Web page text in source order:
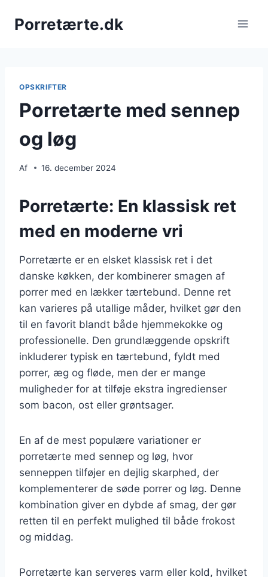
Porretærte.dk
OPSKRIFTER
Porretærte med sennep
og løg
Af 16. december 2024
Porretærte: En klassisk ret
med en moderne vri
Porretærte er en elsket klassisk ret i det
danske køkken, der kombinerer smagen af
porrer med en lækker tærtebund. Denne ret
kan varieres på utallige måder, hvilket gør den
til en favorit blandt både hjemmekokke og
professionelle. Den grundlæggende opskrift
inkluderer typisk en tærtebund, fyldt med
porrer, æg og fløde, men der er mange
muligheder for at tilføje ekstra ingredienser
som bacon, ost eller grøntsager.
En af de mest populære variationer er
porretærte med sennep og løg, hvor
senneppen tilføjer en dejlig skarphed, der
komplementerer de søde porrer og løg. Denne
kombination giver en dybde af smag, der gør
retten til en perfekt mulighed til både frokost
og middag.
Porretærte kan serveres varm eller kold, hvilket